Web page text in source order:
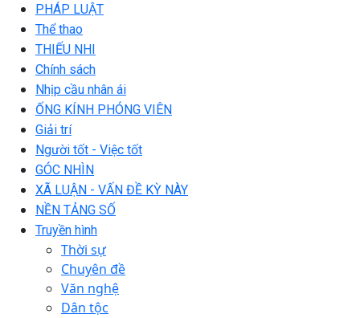
PHÁP LUẬT
Thể thao
THIẾU NHI
Chính sách
Nhịp cầu nhân ái
ỐNG KÍNH PHÓNG VIÊN
Giải trí
Người tốt - Việc tốt
GÓC NHÌN
XÃ LUẬN - VẤN ĐỀ KỲ NÀY
NỀN TẢNG SỐ
Truyền hình
Thời sự
Chuyên đề
Văn nghệ
Dân tộc